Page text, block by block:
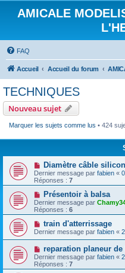
AMICALE
FAQ
Accueil Accueil du forum
TECHNIQUES
Nouveau sujet
Marquer les sujets comme lus • 424
Diamètre câble
Dernier message par fabien «
Réponses : 7
Présentoir à balsa
Dernier message par
Réponses : 6
train d'atterrissage
Dernier message par fabien «
reparation planeur de
Dernier message par fabien «
Réponses : 7